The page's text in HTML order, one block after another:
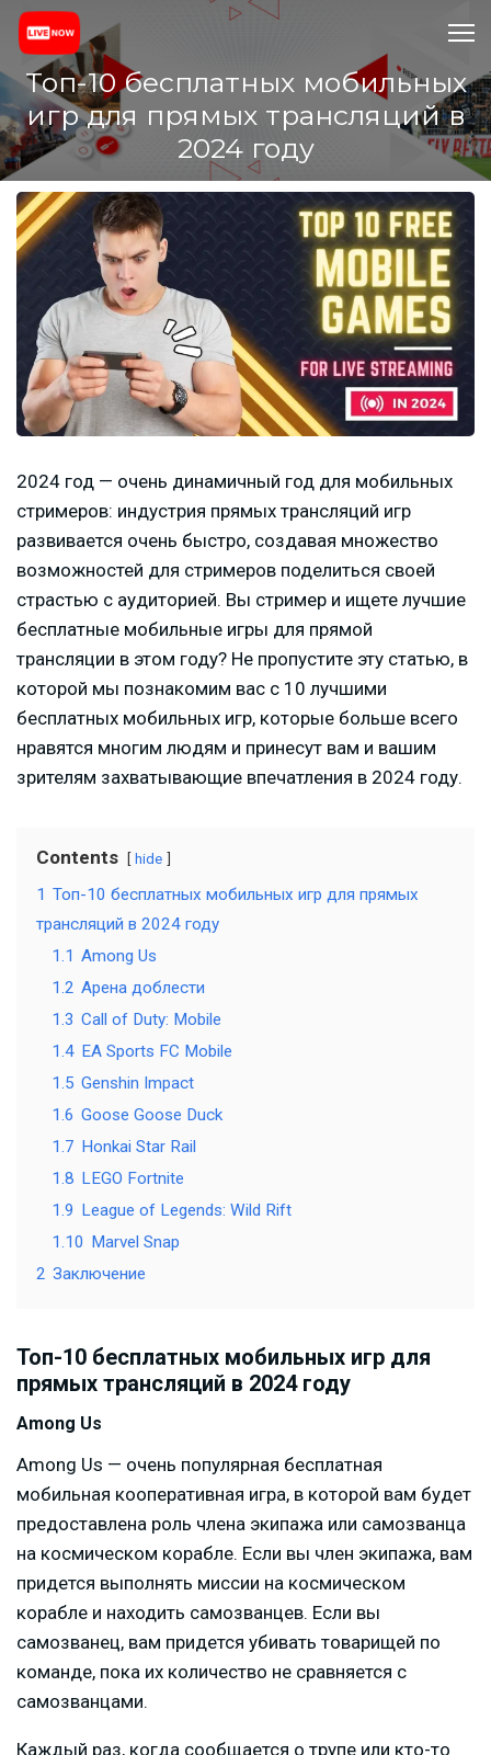
Топ-10 бесплатных мобильных
игр для прямых трансляций в
2024 году
2024 год — очень динамичный год для мобильных
стримеров: индустрия прямых трансляций игр
развивается очень быстро, создавая множество
возможностей для стримеров поделиться своей
страстью с аудиторией. Вы стример и ищете лучшие
бесплатные мобильные игры для прямой
трансляции в этом году? Не пропустите эту статью, в
которой мы познакомим вас с 10 лучшими
бесплатных мобильных игр, которые больше всего
нравятся многим людям и принесут вам и вашим
зрителям захватывающие впечатления в 2024 году.
Contents hide
1 Топ-10 бесплатных мобильных игр для прямых
трансляций в 2024 году
1.1 Among Us
1.2 Арена доблести
1.3 Call of Duty: Mobile
1.4 EA Sports FC Mobile
1.5 Genshin Impact
1.6 Goose Goose Duck
1.7 Honkai Star Rail
1.8 LEGO Fortnite
1.9 League of Legends: Wild Rift
1.10 Marvel Snap
2 Заключение
Топ-10 бесплатных мобильных игр для
прямых трансляций в 2024 году
Among Us
Among Us — очень популярная бесплатная
мобильная кооперативная игра, в которой вам будет
предоставлена роль члена экипажа или самозванца
на космическом корабле. Если вы член экипажа, вам
придется выполнять миссии на космическом
корабле и находить самозванцев. Если вы
самозванец, вам придется убивать товарищей по
команде, пока их количество не сравняется с
самозванцами.
Каждый раз, когда сообщается о трупе или кто-то